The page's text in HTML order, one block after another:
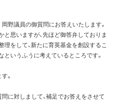
野議員の御質問にお答えいたします。
思いますが、先ほど御答弁しておりま
理をして、新たに育英基金を創設するこ
というふうに考えているところです。
。
に対しまして、補足でお答えをさせて